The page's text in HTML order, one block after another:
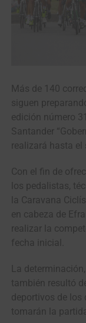
Más de 140
siguen
edición número
Santander
realizará hasta el
Con el fin de
los pedalistas,
la Caravana
en cabeza de
realizar la
fecha inicial.
La
también resultó
deportivos de los
tomarán la